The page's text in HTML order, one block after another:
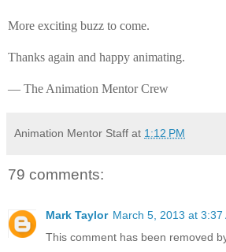
More exciting buzz to come.
Thanks again and happy animating.
— The Animation Mentor Crew
Animation Mentor Staff at 1:12 PM
79 comments:
Mark Taylor March 5, 2013 at 3:37
This comment has been removed